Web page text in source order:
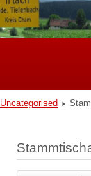
Uncategorised